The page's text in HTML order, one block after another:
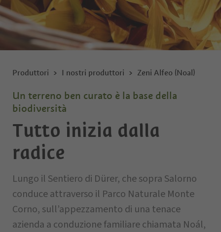
Produttori I nostri produttori Zeni Alfeo (Noal)
Un terreno ben curato è la base della
biodiversità
Tutto inizia dalla
radice
Lungo il Sentiero di Dürer, che sopra Salorno
conduce attraverso il Parco Naturale Monte
Corno, sull’appezzamento di una tenace
azienda a conduzione familiare chiamata Noál,